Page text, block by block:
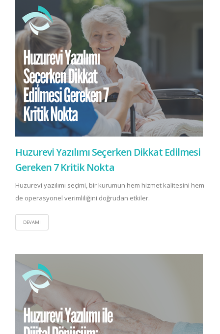
Huzurevi Yazılımı Seçerken Dikkat Edilmesi
Gereken 7 Kritik Nokta
Huzurevi yazılımı seçimi, bir kurumun hem hizmet kalitesini hem
de operasyonel verimliliğini doğrudan etkiler.
DEVAMI